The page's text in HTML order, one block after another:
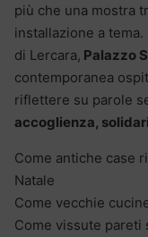
più che una mostra
installazione a
di Lercara, Palazzo
contemporanea
riflettere su parole
accoglienza,
Come antiche case
Natale
Come vecchie
Come vissute